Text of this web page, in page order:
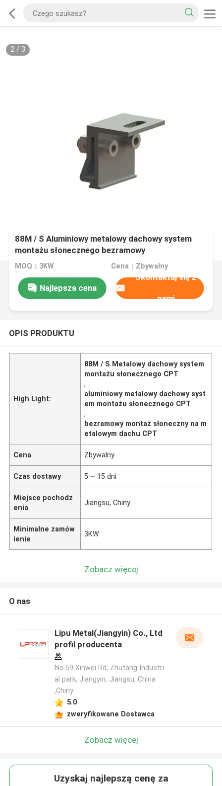
2/ 3
88M / S Aluminiowy metalowy dachowy system
montażu słonecznego bezramowy
MOQ：3KW Cena：Zbywalny
Najlepsza cena
Skontaktuj się z
nami
OPIS PRODUKTU
High Light:
88M / S Metalowy dachowy system
montażu słonecznego CPT
,
aluminiowy metalowy dachowy syst
em montażu słonecznego CPT
,
bezramowy montaż słoneczny na m
etalowym dachu CPT
Cena Zbywalny
Czas dostawy 5 ~ 15 dni
Miejsce pochodz
enia
Jiangsu, Chiny
Minimalne zamów
ienie
3KW
Zobacz więcej
O nas
Lipu Metal(Jiangyin) Co., Ltd
profil producenta
No.59 Xinwei Rd, Zhutang Industri
al park, Jiangyin, Jiangsu, China
,Chiny
5.0
zweryfikowane Dostawca
Zobacz więcej
Uzyskaj najlepszą cenę za